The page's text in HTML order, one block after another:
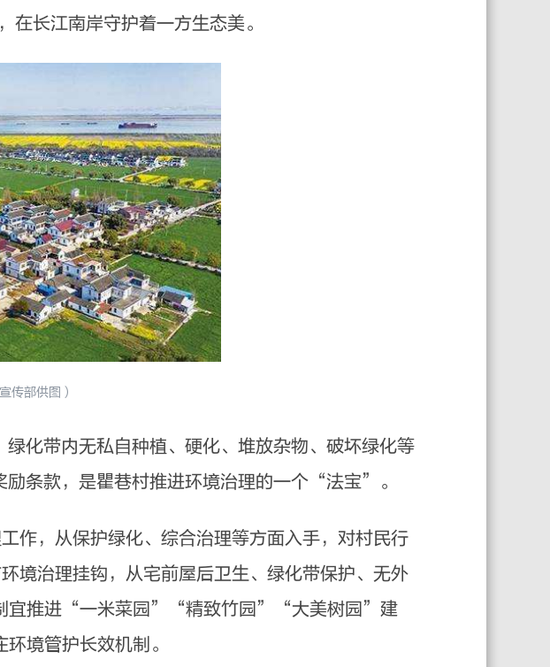
长江南岸守护着一方生态美。
传部供图）
带内无私自种植、硬化、堆放杂物、破坏绿化等
条款，是瞿巷村推进环境治理的一个“法宝”。
，从保护绿化、综合治理等方面入手，对村民行
境治理挂钩，从宅前屋后卫生、绿化带保护、无外
制宜推进“一米菜园”“精致竹园”“大美树园”建
境管护长效机制。